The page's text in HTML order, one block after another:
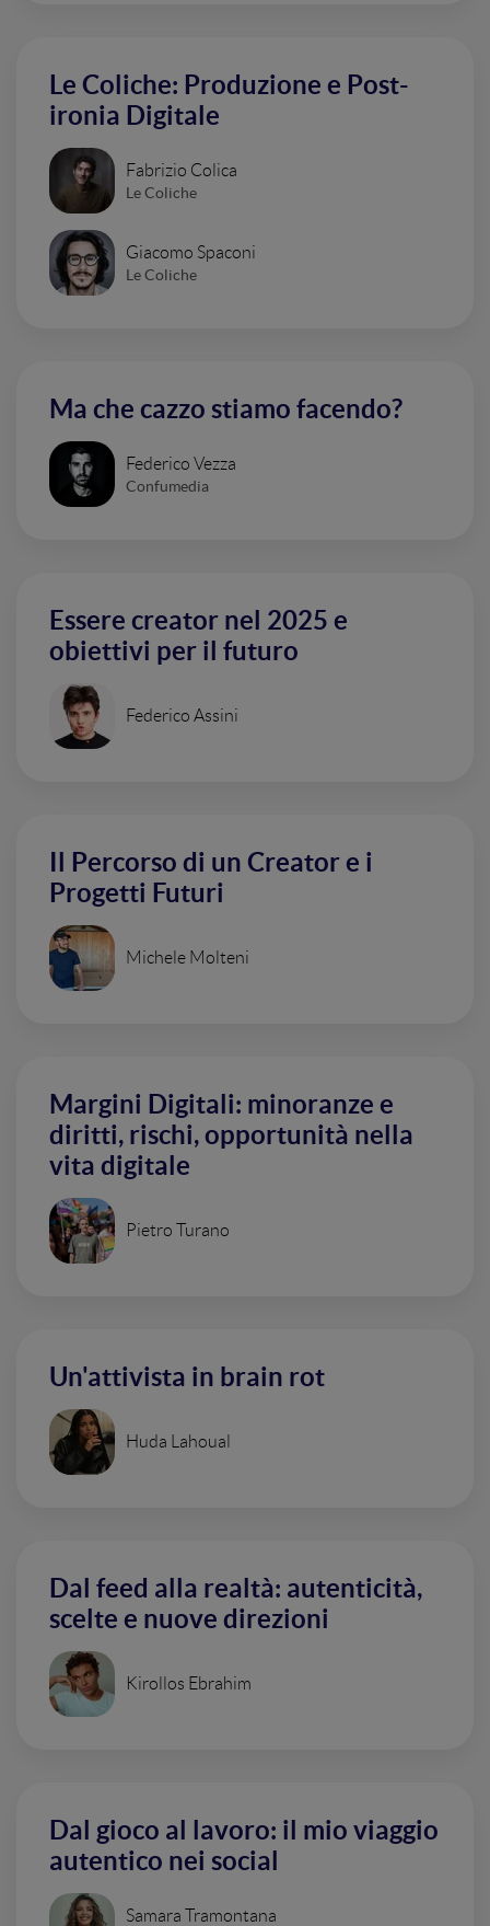
Le Coliche: Produzione e Post-
ironia Digitale
Fabrizio Colica
Le Coliche
Giacomo Spaconi
Le Coliche
Ma che cazzo stiamo facendo?
Federico Vezza
Confumedia
Essere creator nel 2025 e
obiettivi per il futuro
Federico Assini
Il Percorso di un Creator e i
Progetti Futuri
Michele Molteni
Margini Digitali: minoranze e
diritti, rischi, opportunità nella
vita digitale
Pietro Turano
Un'attivista in brain rot
Huda Lahoual
Dal feed alla realtà: autenticità,
scelte e nuove direzioni
Kirollos Ebrahim
Dal gioco al lavoro: il mio viaggio
autentico nei social
Samara Tramontana